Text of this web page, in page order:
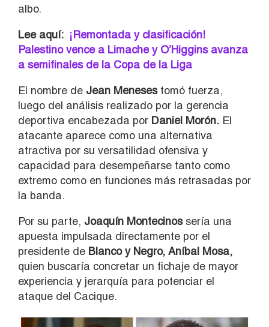
albo.
Lee aquí: ¡Remontada y clasificación!
Palestino vence a Limache y O’Higgins avanza
a semifinales de la Copa de la Liga
El nombre de Jean Menesestomó fuerza,
luego del análisis realizado por la gerencia
deportiva encabezada por Daniel Morón. El
atacante aparece como una alternativa
atractiva por su versatilidad ofensiva y
capacidad para desempeñarse tanto como
extremo como en funciones más retrasadas por
la banda.
Por su parte, Joaquín Montecinossería una
apuesta impulsada directamente por el
presidente de Blanco y Negro, Aníbal Mosa,
quien buscaría concretar un fichaje de mayor
experiencia y jerarquía para potenciar el
ataque del Cacique.